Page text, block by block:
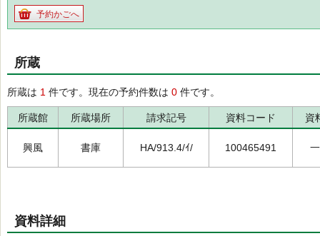
予約かごへ
所蔵
所蔵は 1 件です。現在の予約件数は 0 件です。
所蔵館 所蔵場所 請求記号 資料コード 資
興風 書庫 HA/913.4/ｲ/ 100465491
資料詳細